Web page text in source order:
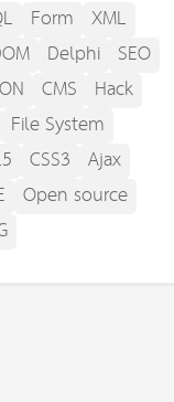
Form XML
Delphi SEO
CMS Hack
File System
CSS3 Ajax
Open source